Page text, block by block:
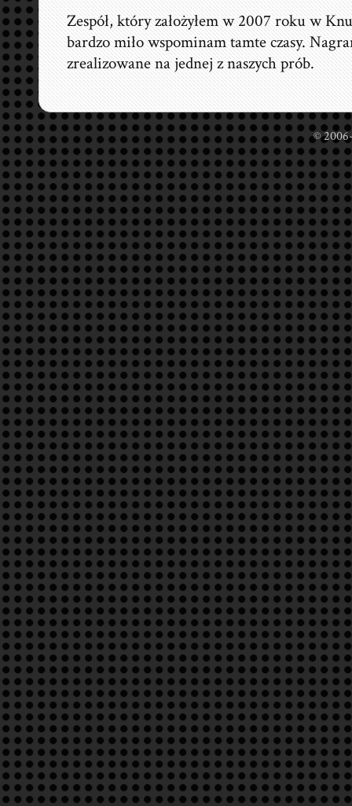
Zespół, który założyłem w 2007 roku w
bardzo miło wspominam tamte czasy.
zrealizowane na jednej z naszych prób.
©